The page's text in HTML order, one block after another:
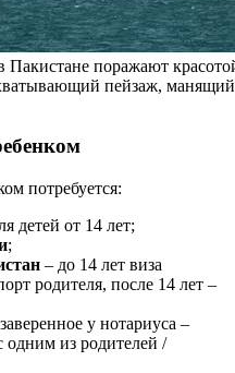
Пакистане поражают
пейзаж,
потребуется:
детей от 14 лет;
;
– до 14 лет виза
родителя, после 14 лет –
у нотариуса –
одним из родителей /